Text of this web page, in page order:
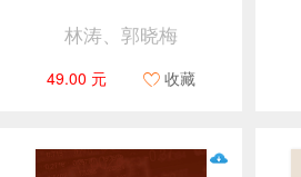
林涛、郭晓梅
49.00 元 收藏